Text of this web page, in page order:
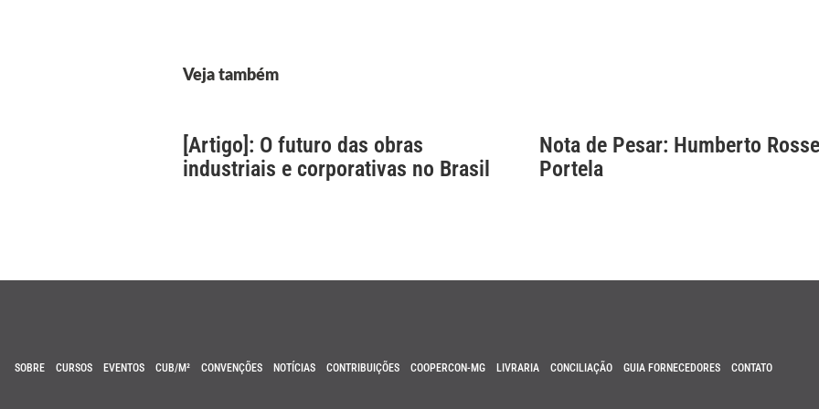
Veja também
[Artigo]: O futuro das obras
industriais e corporativas no Brasil
Nota de Pesar: Humberto
Portela
SOBRE CURSOS EVENTOS CUB/M² CONVENÇÕES NOTÍCIAS CONTRIBUIÇÕES COOPERCON-MG LIVRARIA CONCILIAÇÃO GUIA FORNECEDORES CONTATO